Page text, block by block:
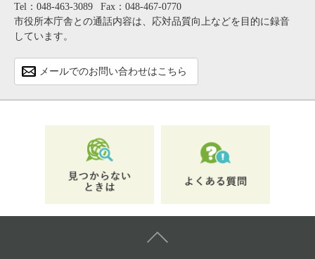
Tel：048-463-3089
Fax：048-467-0770
市役所本庁舎との通話内容は、応対品質向上などを目的に録音
しています。
メールでのお問い合わせはこちら